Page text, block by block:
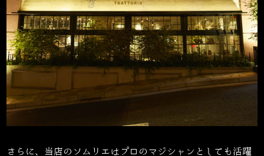
さらに、当店のソムリエはプロのマジシャンとしても活躍